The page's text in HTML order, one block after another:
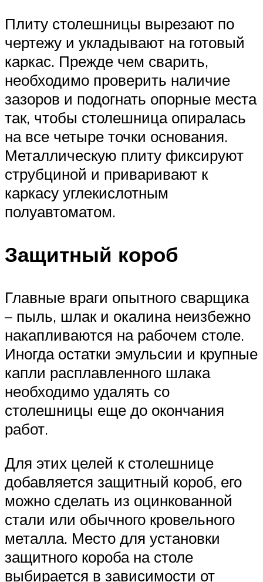
Плиту столешницы вырезают по
чертежу и укладывают на готовый
каркас. Прежде чем сварить,
необходимо проверить наличие
зазоров и подогнать опорные места
так, чтобы столешница опиралась
на все четыре точки основания.
Металлическую плиту фиксируют
струбциной и приваривают к
каркасу углекислотным
полуавтоматом.
Защитный короб
Главные враги опытного сварщика
– пыль, шлак и окалина неизбежно
накапливаются на рабочем столе.
Иногда остатки эмульсии и крупные
капли расплавленного шлака
необходимо удалять со
столешницы еще до окончания
работ.
Для этих целей к столешнице
добавляется защитный короб, его
можно сделать из оцинкованной
стали или обычного кровельного
металла. Место для установки
защитного короба на столе
выбирается в зависимости от